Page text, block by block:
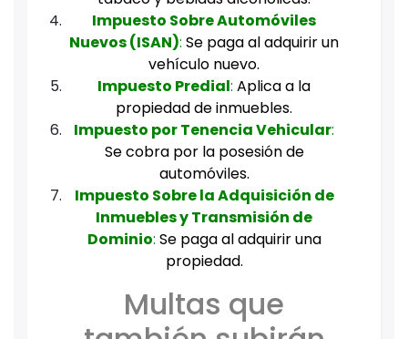
Impuesto Sobre Automóviles
Nuevos (ISAN): Se paga al adquirir un
vehículo nuevo.
Impuesto Predial: Aplica a la
propiedad de inmuebles.
Impuesto por Tenencia Vehicular:
Se cobra por la posesión de
automóviles.
Impuesto Sobre la Adquisición de
Inmuebles y Transmisión de
Dominio: Se paga al adquirir una
propiedad.
Multas que